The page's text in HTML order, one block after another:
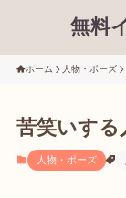
無料
ホーム 人物・ポーズ
苦笑いする
人物・ポーズ